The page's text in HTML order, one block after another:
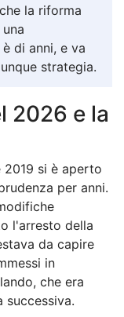
la riforma
di anni, e va
strategia.
2026 e la
2019 si è aperto
per anni.
l'arresto della
da capire
in
che era
successiva.